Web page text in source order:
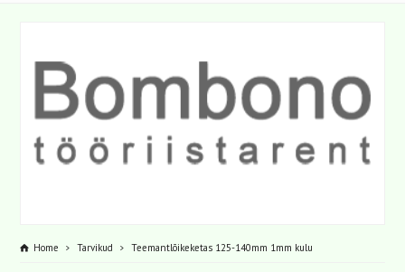
Home Tarvikud Teemantlõikeketas 125-140mm 1mm kulu